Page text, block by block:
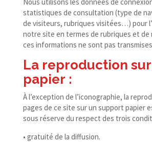
statistiques de consultation (type de
de visiteurs, rubriques visitées…) pour
notre site en termes de rubriques et de
ces informations ne sont pas
La reproduction
papier :
À l’exception de l’iconographie, la
pages de ce site sur un support papier
sous réserve du respect des trois
• gratuité de la diffusion.